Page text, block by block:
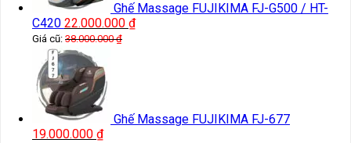
Ghế Massage FUJIKIMA FJ-G500 / HT-
C420 22.000.000 ₫
Giá cũ: 38.000.000₫
Ghế Massage FUJIKIMA FJ-677
19.000.000 ₫